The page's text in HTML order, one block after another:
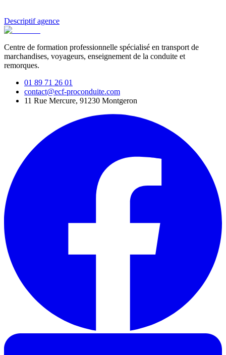
Descriptif agence
Centre de formation professionnelle spécialisé en transport de
marchandises, voyageurs, enseignement de la conduite et
remorques.
01 89 71 26 01
contact@ecf-proconduite.com
11 Rue Mercure, 91230 Montgeron